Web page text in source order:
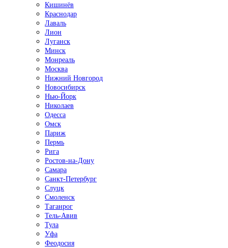
Кишинёв
Краснодар
Лаваль
Лион
Луганск
Минск
Монреаль
Москва
Нижний Новгород
Новосибирск
Нью-Йорк
Николаев
Одесса
Омск
Париж
Пермь
Рига
Ростов-на-Дону
Самара
Санкт-Петербург
Слуцк
Смоленск
Таганрог
Тель-Авив
Тула
Уфа
Феодосия